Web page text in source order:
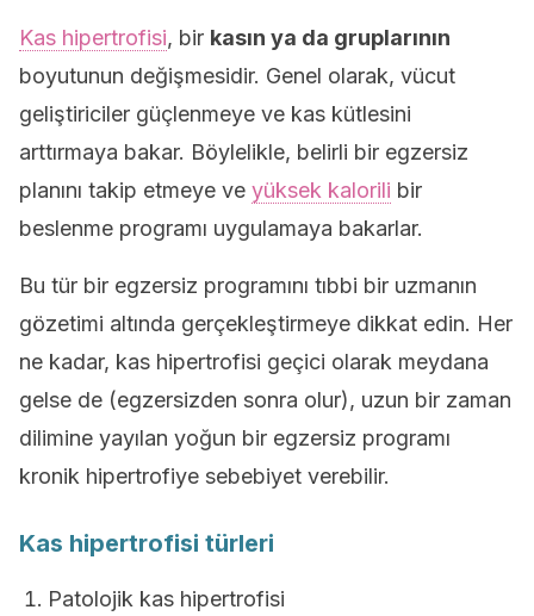
Kas hipertrofisi, bir kasın ya da gruplarının
boyutunun değişmesidir. Genel olarak, vücut
geliştiriciler güçlenmeye ve kas kütlesini
arttırmaya bakar. Böylelikle, belirli bir egzersiz
planını takip etmeye ve yüksek kalorili bir
beslenme programı uygulamaya bakarlar.
Bu tür bir egzersiz programını tıbbi bir uzmanın
gözetimi altında gerçekleştirmeye dikkat edin. Her
ne kadar, kas hipertrofisi geçici olarak meydana
gelse de (egzersizden sonra olur), uzun bir zaman
dilimine yayılan yoğun bir egzersiz programı
kronik hipertrofiye sebebiyet verebilir.
Kas hipertrofisi türleri
Patolojik kas hipertrofisi